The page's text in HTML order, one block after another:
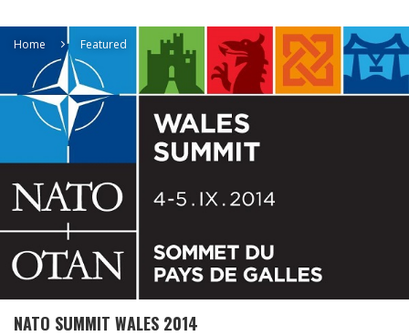
Home Featured
NATO SUMMIT WALES 2014